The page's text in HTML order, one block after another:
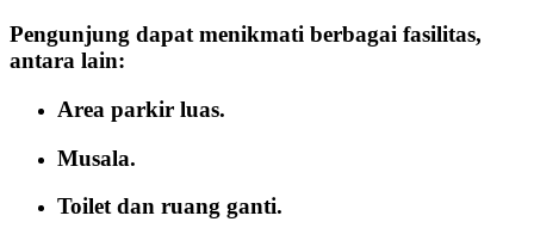
Pengunjung dapat menikmati berbagai fasilitas,
antara lain:
Area parkir luas.
Musala.
Toilet dan ruang ganti.